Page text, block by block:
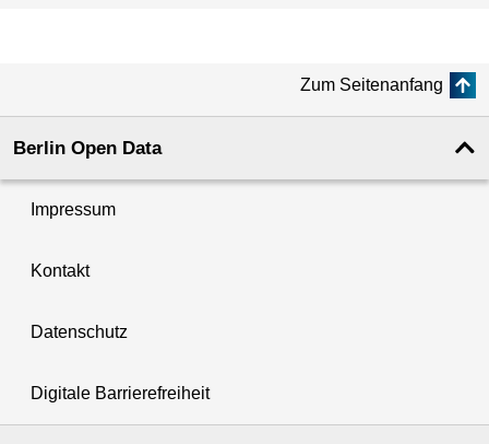
Zum Seitenanfang
Berlin Open Data
Impressum
Kontakt
Datenschutz
Digitale Barrierefreiheit